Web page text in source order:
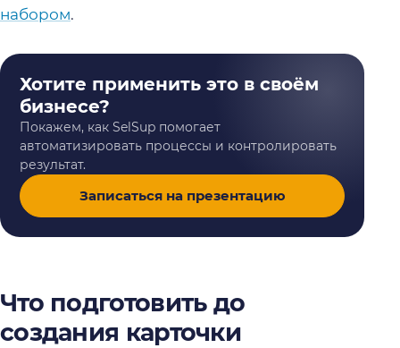
набором.
Хотите применить это в своём
бизнесе?
Покажем, как SelSup помогает
автоматизировать процессы и контролировать
результат.
Записаться на презентацию
Что подготовить до
создания карточки